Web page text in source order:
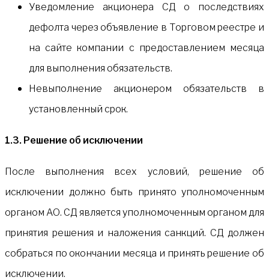
Уведомление акционера СД о последствиях
дефолта через объявление в Торговом реестре и
на сайте компании с предоставлением месяца
для выполнения обязательств.
Невыполнение акционером обязательств в
установленный срок.
1.3. Решение об исключении
После выполнения всех условий, решение об
исключении должно быть принято уполномоченным
органом АО. СД является уполномоченным органом для
принятия решения и наложения санкций. СД должен
собраться по окончании месяца и принять решение об
исключении.